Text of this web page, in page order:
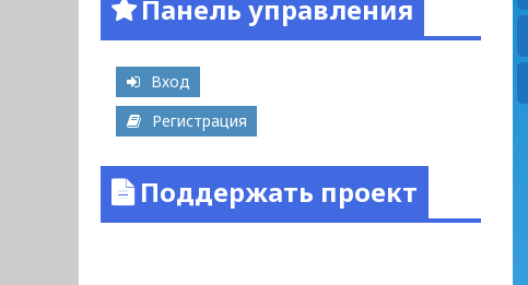
Панель управления
Вход
Регистрация
Поддержать проект